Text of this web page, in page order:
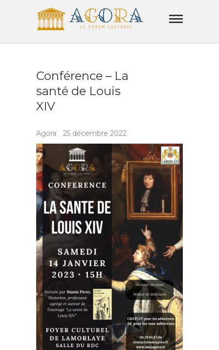
Agora
LE FORUM CULTUREL
Conférence – La
santé de Louis
XIV
Agora 25 décembre 2022